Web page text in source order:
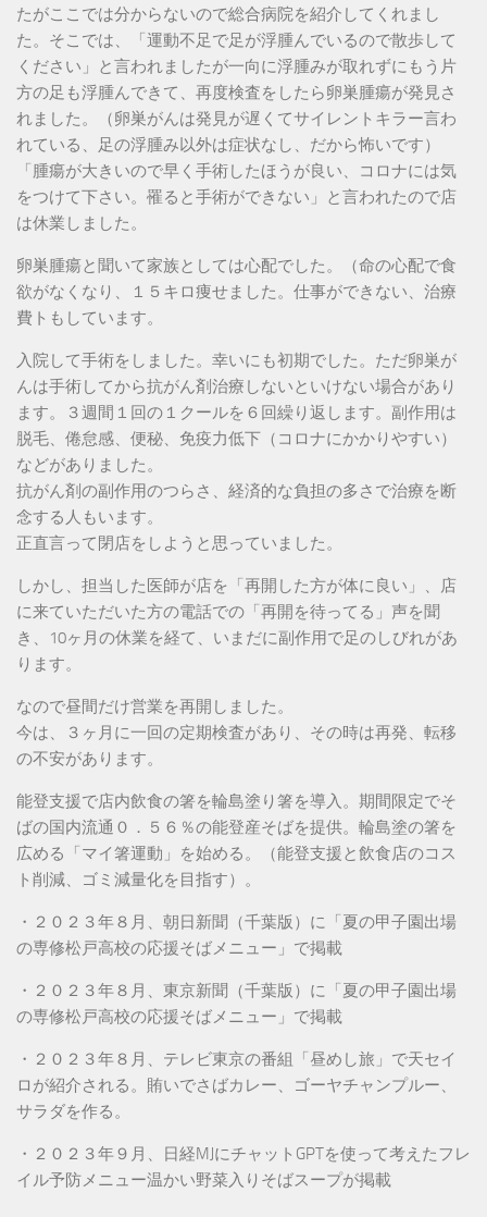
たがここでは分からないので総合病院を紹介してくれまし
た。そこでは、「運動不足で足が浮腫んでいるので散歩して
ください」と言われましたが一向に浮腫みが取れずにもう片
方の足も浮腫んできて、再度検査をしたら卵巣腫瘍が発見さ
れました。（卵巣がんは発見が遅くてサイレントキラー言わ
れている、足の浮腫み以外は症状なし、だから怖いです）
「腫瘍が大きいので早く手術したほうが良い、コロナには気
をつけて下さい。罹ると手術ができない」と言われたので店
は休業しました。
卵巣腫瘍と聞いて家族としては心配でした。（命の心配で食
欲がなくなり、１５キロ痩せました。仕事ができない、治療
費トもしています。
入院して手術をしました。幸いにも初期でした。ただ卵巣が
んは手術してから抗がん剤治療しないといけない場合があり
ます。３週間１回の１クールを６回繰り返します。副作用は
脱毛、倦怠感、便秘、免疫力低下（コロナにかかりやすい）
などがありました。
抗がん剤の副作用のつらさ、経済的な負担の多さで治療を断
念する人もいます。
正直言って閉店をしようと思っていました。
しかし、担当した医師が店を「再開した方が体に良い」、店
に来ていただいた方の電話での「再開を待ってる」声を聞
き、10ヶ月の休業を経て、いまだに副作用で足のしびれがあ
ります。
なので昼間だけ営業を再開しました。
今は、３ヶ月に一回の定期検査があり、その時は再発、転移
の不安があります。
能登支援で店内飲食の箸を輪島塗り箸を導入。期間限定でそ
ばの国内流通０．５６％の能登産そばを提供。輪島塗の箸を
広める「マイ箸運動」を始める。（能登支援と飲食店のコス
ト削減、ゴミ減量化を目指す）。
・２０２３年８月、朝日新聞（千葉版）に「夏の甲子園出場
の専修松戸高校の応援そばメニュー」で掲載
・２０２３年８月、東京新聞（千葉版）に「夏の甲子園出場
の専修松戸高校の応援そばメニュー」で掲載
・２０２３年８月、テレビ東京の番組「昼めし旅」で天セイ
ロが紹介される。賄いでさばカレー、ゴーヤチャンプルー、
サラダを作る。
・２０２３年９月、日経MJにチャットGPTを使って考えたフレ
イル予防メニュー温かい野菜入りそばスープが掲載